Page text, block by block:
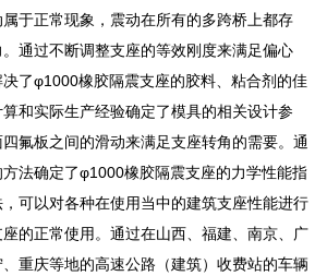
于正常现象，震动在所有的多跨桥上都存
通过不断调整支座的等效刚度来满足偏心
了φ1000橡胶隔震支座的胶料、粘合剂的佳
和实际生产经验确定了模具的相关设计参
氟板之间的滑动来满足支座转角的需要。通
法确定了φ1000橡胶隔震支座的力学性能指
可以对各种在使用当中的建筑支座性能进行
的正常使用。通过在山西、福建、南京、广
重庆等地的高速公路（建筑）收费站的车辆